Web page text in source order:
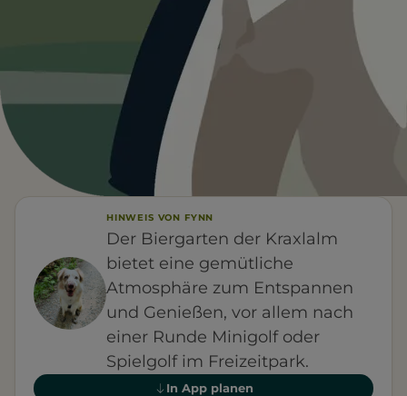
1 BEWERTUNG
FÜR EUCH RELEVANT Leinenpflicht
HINWEIS VON FYNN
Der Biergarten der Kraxlalm
bietet eine gemütliche
Atmosphäre zum Entspannen
und Genießen, vor allem nach
einer Runde Minigolf oder
Spielgolf im Freizeitpark.
In App planen